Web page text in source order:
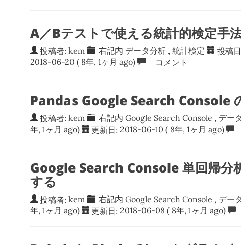
A／Bテストで使える統計的検定手
投稿者: kem 右記内 データ分析 ,統計検定 投稿
2018-06-20 ( 8年, 1ヶ月 ago) コメント
Pandas Google Search Console
投稿者: kem 右記内Google Search Console , デー
年, 1ヶ月 ago)
更新日: 2018-06-10 ( 8年, 1ヶ月 ago)
Google Search Console 単回帰分
する
投稿者: kem 右記内Google Search Console , デー
年, 1ヶ月 ago)
更新日: 2018-06-08 ( 8年, 1ヶ月 ago)